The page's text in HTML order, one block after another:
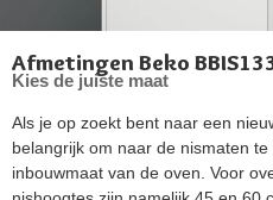
Afmetingen Beko
Kies de juiste maat
Als je op zoekt bent naar een
belangrijk om naar de nismaten
inbouwmaat van de oven. Voor